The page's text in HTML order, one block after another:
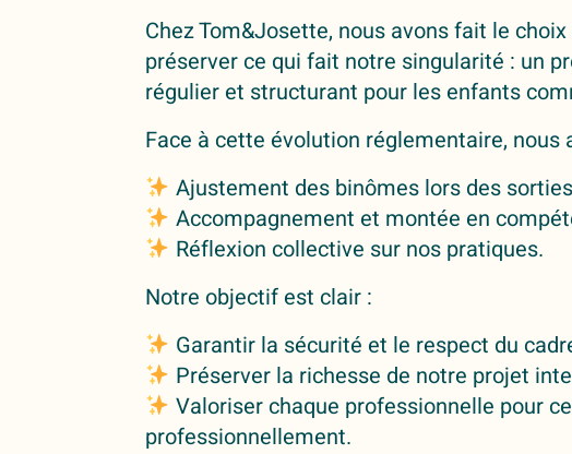
Chez Tom&Josette, nous avons fait le
préserver ce qui fait notre singularité : un
régulier et structurant pour les enfants
Face à cette évolution réglementaire,
Ajustement des binômes lors des
Accompagnement et montée en
Réflexion collective sur nos pratiques.
Notre objectif est clair :
Garantir la sécurité et le respect du
Préserver la richesse de notre projet
Valoriser chaque professionnelle pour
professionnellement.